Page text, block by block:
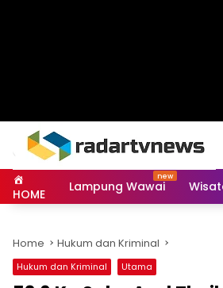
HOME Lampung Wawai
Home Hukum dan Kriminal
Hukum dan Kriminal Utama